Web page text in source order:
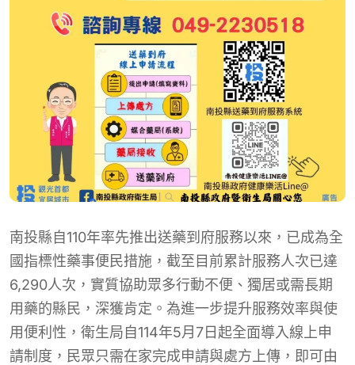
南投縣自110年率先推出送藥到府服務以來，已成為全
國指標性藥事便民措施，截至目前累計服務人次已達
6,290人次，實質協助眾多行動不便、獨居或需長期
用藥的縣民，深獲肯定。為進一步提升服務效率與使
用便利性，衛生局自114年5月7日起全面導入線上申
請制度，民眾只需在家完成申請與處方上傳，即可由